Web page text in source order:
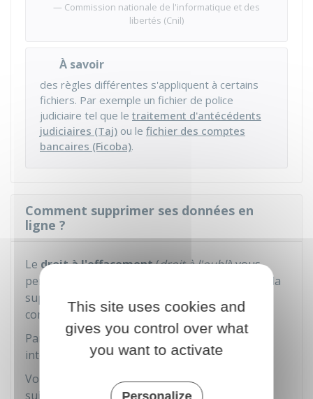
Commission nationale de l'informatique et des
libertés (Cnil)
À savoir
des règles différentes s'appliquent à certains
fichiers. Par exemple un fichier de police
judiciaire tel que le traitement d'antécédents
judiciaires (Taj) ou le fichier des comptes
bancaires (Ficoba).
Comment supprimer ses données en
ligne ?
Le droit à l'effacement(droit à l'oubli) vous
permet de demander dans certaines situations la
suppression des
données personnelles
vous
concernant.
Par exemple, une photo gênante sur un site
internet.
Vous devez être dans l'une des situations
suivantes :
This site uses cookies and
gives you control over what
you want to activate
Personalize